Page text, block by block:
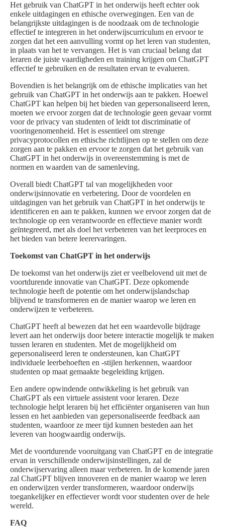
Het gebruik van ChatGPT in het onderwijs heeft echter ook
enkele uitdagingen en ethische overwegingen. Een van de
belangrijkste uitdagingen is de noodzaak om de technologie
effectief te integreren in het onderwijscurriculum en ervoor te
zorgen dat het een aanvulling vormt op het leren van studenten,
in plaats van het te vervangen. Het is van cruciaal belang dat
leraren de juiste vaardigheden en training krijgen om ChatGPT
effectief te gebruiken en de resultaten ervan te evalueren.
Bovendien is het belangrijk om de ethische implicaties van het
gebruik van ChatGPT in het onderwijs aan te pakken. Hoewel
ChatGPT kan helpen bij het bieden van gepersonaliseerd leren,
moeten we ervoor zorgen dat de technologie geen gevaar vormt
voor de privacy van studenten of leidt tot discriminatie of
vooringenomenheid. Het is essentieel om strenge
privacyprotocollen en ethische richtlijnen op te stellen om deze
zorgen aan te pakken en ervoor te zorgen dat het gebruik van
ChatGPT in het onderwijs in overeenstemming is met de
normen en waarden van de samenleving.
Overall biedt ChatGPT tal van mogelijkheden voor
onderwijsinnovatie en verbetering. Door de voordelen en
uitdagingen van het gebruik van ChatGPT in het onderwijs te
identificeren en aan te pakken, kunnen we ervoor zorgen dat de
technologie op een verantwoorde en effectieve manier wordt
geïntegreerd, met als doel het verbeteren van het leerproces en
het bieden van betere leerervaringen.
Toekomst van ChatGPT in het onderwijs
De toekomst van het onderwijs ziet er veelbelovend uit met de
voortdurende innovatie van ChatGPT. Deze opkomende
technologie heeft de potentie om het onderwijslandschap
blijvend te transformeren en de manier waarop we leren en
onderwijzen te verbeteren.
ChatGPT heeft al bewezen dat het een waardevolle bijdrage
levert aan het onderwijs door betere interactie mogelijk te maken
tussen leraren en studenten. Met de mogelijkheid om
gepersonaliseerd leren te ondersteunen, kan ChatGPT
individuele leerbehoeften en -stijlen herkennen, waardoor
studenten op maat gemaakte begeleiding krijgen.
Een andere opwindende ontwikkeling is het gebruik van
ChatGPT als een virtuele assistent voor leraren. Deze
technologie helpt leraren bij het efficiënter organiseren van hun
lessen en het aanbieden van gepersonaliseerde feedback aan
studenten, waardoor ze meer tijd kunnen besteden aan het
leveren van hoogwaardig onderwijs.
Met de voortdurende vooruitgang van ChatGPT en de integratie
ervan in verschillende onderwijsinstellingen, zal de
onderwijservaring alleen maar verbeteren. In de komende jaren
zal ChatGPT blijven innoveren en de manier waarop we leren
en onderwijzen verder transformeren, waardoor onderwijs
toegankelijker en effectiever wordt voor studenten over de hele
wereld.
FAQ